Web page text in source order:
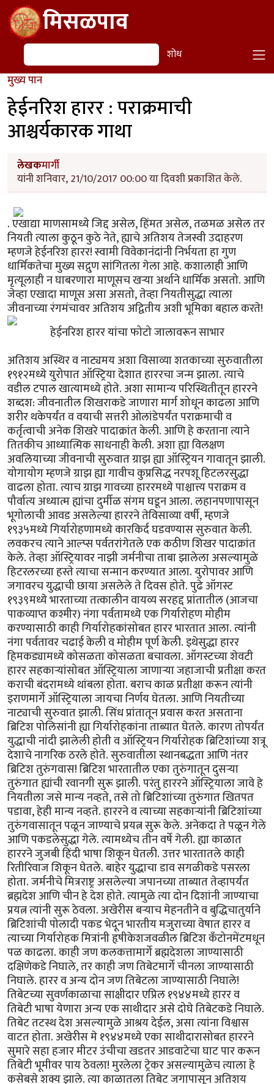
Skip to main contentमिसळपाव
शोध शोध
मुख्य पान
हेईनरिश हारर : पराक्रमाची
आश्चर्यकारक गाथा
लेखकमार्गी
यांनी शनिवार, 21/10/2017 00:00 या दिवशी प्रकाशित केले.
. एखाद्या माणसामध्ये जिद्द असेल, हिंमत असेल, तळमळ असेल तर
नियती त्याला कुठून कुठे नेते, ह्याचे अतिशय तेजस्वी उदाहरण
म्हणजे हेईनरिश हारर! स्वामी विवेकानंदांनी निर्भयता हा गुण
धार्मिकतेचा मुख्य सद्गुण सांगितला गेला आहे. कशालाही आणि
मृत्यूलाही न घाबरणारा माणूसच खर्‍या अर्थाने धार्मिक असतो. आणि
जेव्हा एखादा माणूस असा असतो, तेव्हा नियतीसुद्धा त्याला
जीवनाच्या रंगमंचावर अतिशय अद्वितीय अशी भूमिका बहाल करते!
हेईनरिश हारर यांचा फोटो जालावरून साभार
अतिशय अस्थिर व नाट्यमय अशा विसाव्या शतकाच्या सुरुवातीला
१९१२मध्ये युरोपात ऑस्ट्रिया देशात हाररचा जन्म झाला. त्याचे
वडील टपाल खात्यामध्ये होते. अशा सामान्य परिस्थितीतून हाररने
शब्दश: जीवनातील शिखराकडे जाणारा मार्ग शोधून काढला आणि
शरीर थकेपर्यंत व वयाची सत्तरी ओलांडेपर्यंत पराक्रमाची व
कर्तृत्वाची अनेक शिखरे पादाक्रांत केली. आणि हे करताना त्याने
तितकीच आध्यात्मिक साधनाही केली. अशा ह्या विलक्षण
अवलियाच्या जीवनाची सुरुवात ग्राझ ह्या ऑस्ट्रियन गावातून झाली.
योगायोग म्हणजे ग्राझ ह्या गावीच कुप्रसिद्ध नरपशू हिटलरसुद्धा
वाढला होता. त्याच ग्राझ गावच्या हाररमध्ये पाश्चात्त्य पराक्रम व
पौर्वात्य अध्यात्म ह्यांचा दुर्मीळ संगम घडून आला. लहानपणापासून
भूगोलाची आवड असलेल्या हाररने तेविसाव्या वर्षी, म्हणजे
१९३५मध्ये गिर्यारोहणामध्ये कारकिर्द घडवण्यास सुरुवात केली.
लवकरच त्याने आल्प्स पर्वतरांगेतले एक कठीण शिखर पादाक्रांत
केले. तेव्हा ऑस्ट्रियावर नाझी जर्मनीचा ताबा झालेला असल्यामुळे
हिटरलरच्या हस्ते त्याचा सन्मान करण्यात आला. युरोपावर आणि
जगावरच युद्धाची छाया असलेले ते दिवस होते. पुढे ऑगस्ट
१९३९मध्ये भारताच्या तत्कालीन वायव्य सरहद्द प्रांतातील (आजचा
पाकव्याप्त कश्मीर) नंगा पर्वतामध्ये एक गिर्यारोहण मोहीम
करण्यासाठी काही गिर्यारोहकांसोबत हारर भारतात आला. त्यांनी
नंगा पर्वतावर चढाई केली व मोहीम पूर्ण केली. इथेसुद्धा हारर
हिमकड्यामध्ये कोसळता कोसळता बचावला. ऑगस्टच्या शेवटी
हारर सहकार्‍यांसोबत ऑस्ट्रियाला जाणार्‍या जहाजाची प्रतीक्षा करत
कराची बंदरामध्ये थांबला होता. बराच काळ प्रतीक्षा करून त्यांनी
इराणमार्गे ऑस्ट्रियाला जायचा निर्णय घेतला. आणि नियतीच्या
नाट्याची सुरुवात झाली. सिंध प्रांतातून प्रवास करत असताना
ब्रिटिश पोलिसांनी ह्या गिर्यारोहकांना ताब्यात घेतले. कारण तोपर्यंत
युद्धाची नांदी झालेली होती व ऑस्ट्रियन गिर्यारोहक ब्रिटिशांच्या शत्रू
देशाचे नागरिक ठरले होते. सुरुवातीला स्थानबद्धता आणि नंतर
ब्रिटिश तुरुंगवास! ब्रिटिश भारतातील एका तुरुंगातून दुसर्‍या
तुरुंगात ह्यांची रवानगी सुरू झाली. परंतु हाररने ऑस्ट्रियाला जावे हे
नियतीला जसे मान्य नव्हते, तसे तो ब्रिटिशांच्या तुरुंगात खितपत
पडावा, हेही‌ मान्य नव्हते. हाररने व त्याच्या सहकार्‍यांनी ब्रिटिशांच्या
तुरुंगवासातून पळून जाण्याचे प्रयत्न सुरू केले. अनेकदा ते पळून गेले
आणि पकडलेसुद्धा गेले. त्यामध्येच तीन वर्षे गेली. ह्या काळात
हाररने जुजबी हिंदी भाषा शिकून घेतली. उत्तर भारतातले काही
रितीरिवाज शिकून घेतले. बाहेर युद्धाचा डाव सगळीकडे पसरला
होता. जर्मनीचे मित्रराष्ट्र असलेल्या जपानच्या ताब्यात तेव्हापर्यंत
ब्रह्मदेश आणि चीन हे देश होते. त्यामुळे त्या दोन दिशांनी जाण्याचा
प्रयत्न त्यांनी सुरू ठेवला. अखेरीस बर्‍याच मेहनतीने व बुद्धिचातुर्याने
ब्रिटिशांची पोलादी पकड भेदून भारतीय मजुराच्या वेषात हारर व
त्याच्या गिर्यारोहक मित्रांनी हृषीकेशजवळील ब्रिटिश कँटोनमेंटमधून
पळ काढला. काही जण कलकत्तामार्गे ब्रह्मदेशला जाण्यासाठी
दक्षिणेकडे निघाले, तर काही जण तिबेटमार्गे चीनला जाण्यासाठी
निघाले. हारर व अन्य दोन जण तिबेटला जाण्यासाठी निघाले!
तिबेटच्या सुवर्णकाळाचा साक्षीदार एप्रिल १९४४मध्ये हारर व
तिबेटी भाषा येणारा अन्य एक साथीदार असे दोघे तिबेटकडे निघाले.
तिबेट तटस्थ देश असल्यामुळे आश्रय देईल, असा त्यांना विश्वास
वाटत होता. अखेरीस मे १९४४मध्ये एका साथीदारासोबत हाररने
सुमारे सहा हजार मीटर उंचीचा खडतर आडवाटेचा घाट पार करून
तिबेटी भूमीवर पाय ठेवला! मुरलेला ट्रेकर असल्यामुळेच त्याला हे
कसेबसे शक्य झाले. त्या काळातला तिबेट जगापासून अतिशय